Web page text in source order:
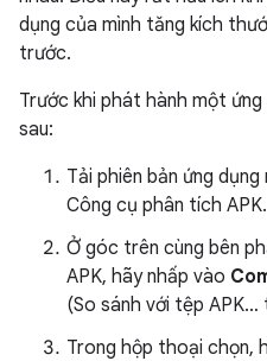
dụng của mình tăng kích
trước.
Trước khi phát hành một
sau:
Tải phiên bản ứng
Công cụ phân tích APK.
Ở góc trên cùng bên
APK, hãy nhấp vào
(So sánh với tệp
Trong hộp thoại chọn,